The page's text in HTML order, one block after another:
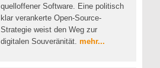
quelloffener Software. Eine politisch
klar verankerte Open-Source-
Strategie weist den Weg zur
digitalen Souveränität. mehr...